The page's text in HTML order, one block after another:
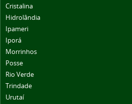
Cristalina
Hidrolândia
Ipameri
Iporá
Morrinhos
Posse
Rio Verde
Trindade
Urutaí